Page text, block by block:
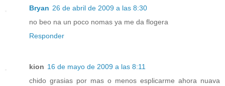
Bryan 26 de abril de 2009 a las 8:30
no beo na un poco nomas ya me da flogera
Responder
kion 16 de mayo de 2009 a las 8:11
chido grasias por mas o menos esplicarme ahora nuava